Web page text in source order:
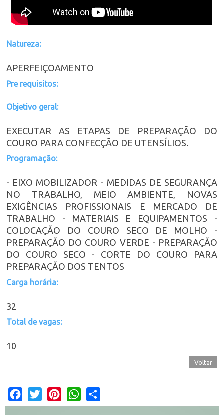
Natureza:
APERFEIÇOAMENTO
Pre requisitos:
Objetivo geral:
EXECUTAR AS ETAPAS DE PREPARAÇÃO DO
COURO PARA CONFECÇÃO DE UTENSÍLIOS.
Programação:
- EIXO MOBILIZADOR - MEDIDAS DE SEGURANÇA
NO TRABALHO, MEIO AMBIENTE, NOVAS
EXIGÊNCIAS PROFISSIONAIS E MERCADO DE
TRABALHO - MATERIAIS E EQUIPAMENTOS -
COLOCAÇÃO DO COURO SECO DE MOLHO -
PREPARAÇÃO DO COURO VERDE - PREPARAÇÃO
DO COURO SECO - CORTE DO COURO PARA
PREPARAÇÃO DOS TENTOS
Carga horária:
32
Total de vagas:
10
Voltar
Facebook
Twitter PinterestWhatsApp